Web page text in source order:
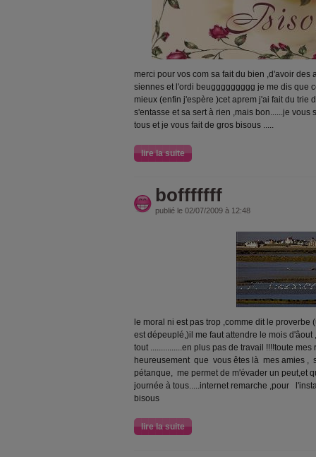
merci pour vos com sa fait du bien ,d'avoir des
siennes et l'ordi beuggggggggg je me dis que
mieux (enfin j'espère )cet aprem j'ai fait du trie
s'entasse et sa sert à rien ,mais bon......je
tous et je vous fait de gros bisous .....
lire la suite
bofffffff
publié le 02/07/2009 à 12:48
le moral ni est pas trop ,comme dit le proverbe
est dépeuplé,)il me faut attendre le mois
tout ...............en plus pas de travail !!!!toute
heureusement que vous êtes là mes amies ,
pétanque, me permet de m'évader un peut,et
journée à tous.....internet remarche ,pour
bisous
lire la suite